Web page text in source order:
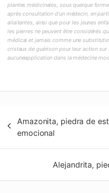
plantes médicinales, sous quelque
après consultation d'un médecin, en
allaitantes, ainsi que pour les jeunes
les pierres ne peuvent être considérés
médical et jamais comme une
cristaux de guérison pour leur action
aucuneapplication dans la médecine
de
Amazonita, piedra de
emocional
Alejandrita,